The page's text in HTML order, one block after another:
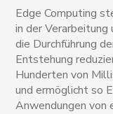
Edge Computing
in der
die Durchführung
Entstehung
Hunderten von
und ermöglicht so
Anwendungen von